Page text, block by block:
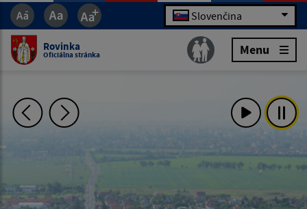
Slovenčina
Rovinka
Oficiálna stránka Menu